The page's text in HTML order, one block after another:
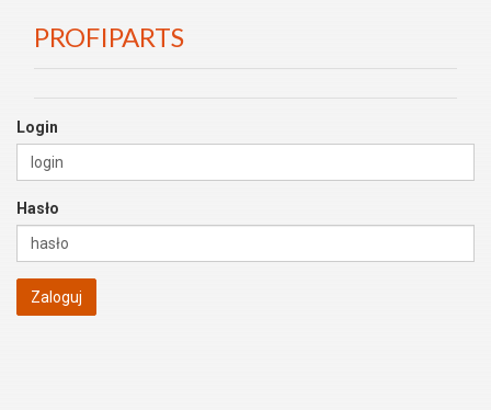
PROFIPARTS
Login
Hasło
Zaloguj